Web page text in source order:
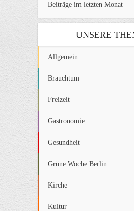
Beiträge im letzten Monat
UNSERE
Allgemein
Brauchtum
Freizeit
Gastronomie
Gesundheit
Grüne Woche Berlin
Kirche
Kultur